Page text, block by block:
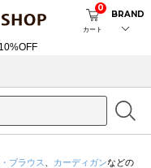
カート
0
BRAND
ブラウス カーディガンなどの